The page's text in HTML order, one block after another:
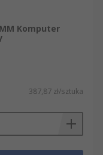
Komputer
387,87 zł/sztuka